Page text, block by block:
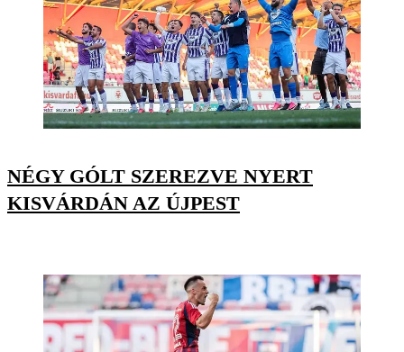
NÉGY GÓLT SZEREZVE NYERT
KISVÁRDÁN AZ ÚJPEST